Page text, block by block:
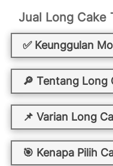
Jual Long Cake
✅ Keunggulan
🔎 Tentang Long
📌 Varian Long
🎯 Kenapa Pilih